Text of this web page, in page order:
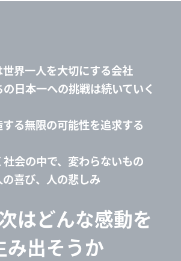
世界一人を大切にする会社
日本一への挑戦は続いていく
る無限の可能性を追求する
会の中で、変わらないもの
の喜び、人の悲しみ
はどんな感動を
み出そうか